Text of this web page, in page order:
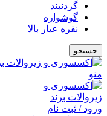
گردنبند
گوشواره
نقره عیار بالا
جستجو
منو
ورود / ثبت نام